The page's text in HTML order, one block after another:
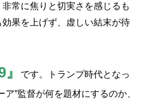
常に焦りと切実さを感じるも
果を上げず、虚しい結末が待
です。トランプ時代となっ
”監督が何を題材にするのか、